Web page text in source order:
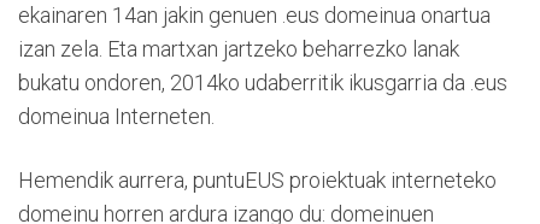
ekainaren 14an jakin genuen .eus domeinua onartua
izan zela. Eta martxan jartzeko beharrezko lanak
bukatu ondoren, 2014ko udaberritik ikusgarria da .eus
domeinua Interneten.
Hemendik aurrera, puntuEUS proiektuak interneteko
domeinu horren ardura izango du: domeinuen